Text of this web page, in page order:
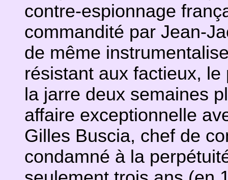
contre-espionnage
commandité par Jean-
de même
résistant aux factieux,
la jarre deux semaines
affaire exceptionnelle
Gilles Buscia, chef de
condamné à la